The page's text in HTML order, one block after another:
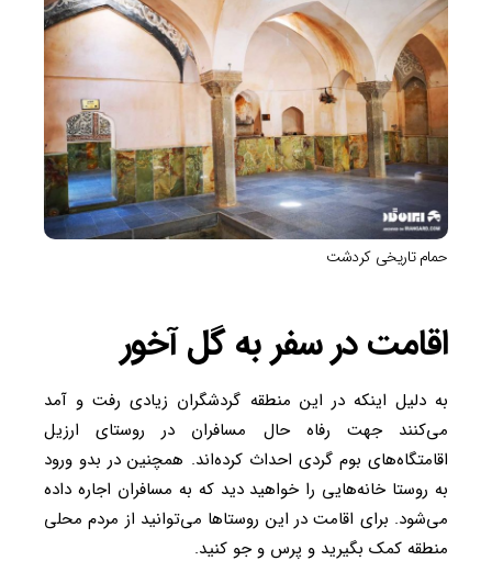
حمام تاریخی کردشت
اقامت در سفر به گل آخور
به دلیل اینکه در این منطقه گردشگران زیادی رفت و آمد
می‌کنند جهت رفاه حال مسافران در روستای ارزیل
اقامتگاه‌های بوم گردی احداث کرده‌اند. همچنین در بدو ورود
به روستا خانه‌هایی را خواهید دید که به مسافران اجاره داده
می‌شود. برای اقامت در این روستاها می‌توانید از مردم محلی
منطقه کمک بگیرید و پرس و جو کنید.